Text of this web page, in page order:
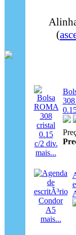
(
mais...
mais...